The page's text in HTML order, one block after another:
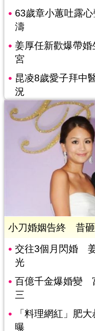
63歲章小蕙吐露
濤
姜厚任新歡爆帶
宮
昆凌8歲愛子拜中
況
小刀婚姻告終 昔砸
交往3個月閃婚
光
百億千金爆婚變
三
「料理網紅」肥
曝